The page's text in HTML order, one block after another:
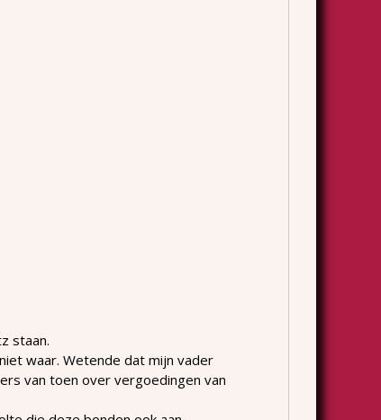
staan.
waar. Wetende dat mijn vader
van toen over vergoedingen van